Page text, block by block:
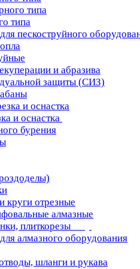
типа
типа
пескоструйного
и абразива
защиты (СИЗ)
и оснастка
бурения
круги отрезные
алмазные
плиткорезы
алмазного оборудования